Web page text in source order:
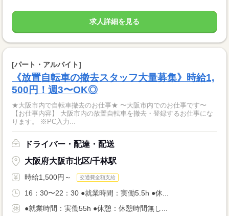
求人詳細を見る
[パート・アルバイト]
《放置自転車の撤去スタッフ大量募集》時給1,
500円！週3〜OK◎
★大阪市内で自転車撤去のお仕事★ 〜大阪市内でのお仕事です〜
【お仕事内容】 大阪市内の放置自転車を撤去・登録するお仕事にな
ります。 ※PC入力...
ドライバー・配達・配送
大阪府大阪市北区/千林駅
時給1,500円～ 交通費全額支給
16：30〜22：30 ●就業時間：実働5.5h ●休...
●就業時間：実働55h ●休憩：休憩時間無し...